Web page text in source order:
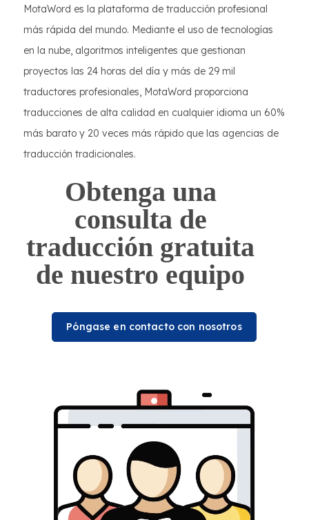
MotaWord es la plataforma de traducción profesional
más rápida del mundo. Mediante el uso de tecnologías
en la nube, algoritmos inteligentes que gestionan
proyectos las 24 horas del día y más de 29 mil
traductores profesionales, MotaWord proporciona
traducciones de alta calidad en cualquier idioma un 60%
más barato y 20 veces más rápido que las agencias de
traducción tradicionales.
Obtenga una
consulta de
traducción gratuita
de nuestro equipo
Póngase en contacto con nosotros